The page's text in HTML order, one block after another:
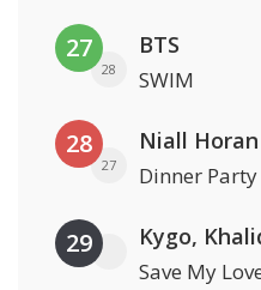
27
28
BTS
SWIM
28
27
Niall Horan
Dinner Party
29 Kygo,
Save My